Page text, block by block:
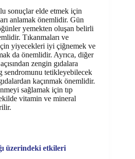
sonuçlar elde etmek için
anlamak önemlidir. Gün
yemekten oluşan belirli
Tıkanmaları ve
yiyecekleri iyi çiğnemek ve
da önemlidir. Ayrıca, diğer
zengin gıdalara
sendromunu tetikleyebilecek
kaçınmak önemlidir.
sağlamak için tıp
vitamin ve mineral
üzerindeki etkileri